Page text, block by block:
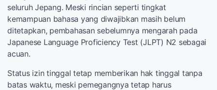
seluruh Jepang. Meski rincian seperti tingkat
kemampuan bahasa yang diwajibkan masih belum
ditetapkan, pembahasan sebelumnya mengarah pada
Japanese Language Proficiency Test (JLPT) N2 sebagai
acuan.
Status izin tinggal tetap memberikan hak tinggal tanpa
batas waktu, meski pemegangnya tetap harus